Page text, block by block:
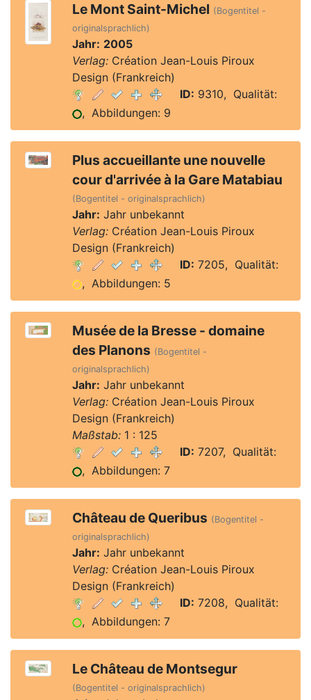
Le Mont Saint-Michel (Bogentitel -
originalsprachlich)
Jahr: 2005
Verlag:Création Jean-Louis Piroux
Design (Frankreich)
ID: 9310, Qualität:
, Abbildungen: 9
Plus accueillante une nouvelle
cour d'arrivée à la Gare Matabiau
(Bogentitel - originalsprachlich)
Jahr: Jahr unbekannt
Verlag:Création Jean-Louis Piroux
Design (Frankreich)
ID: 7205, Qualität:
, Abbildungen: 5
Musée de la Bresse - domaine
des Planons (Bogentitel -
originalsprachlich)
Jahr: Jahr unbekannt
Verlag:Création Jean-Louis Piroux
Design (Frankreich)
Maßstab:1 : 125
ID: 7207, Qualität:
, Abbildungen: 7
Château de Queribus (Bogentitel -
originalsprachlich)
Jahr: Jahr unbekannt
Verlag:Création Jean-Louis Piroux
Design (Frankreich)
ID: 7208, Qualität:
, Abbildungen: 7
Le Château de Montsegur
(Bogentitel - originalsprachlich)